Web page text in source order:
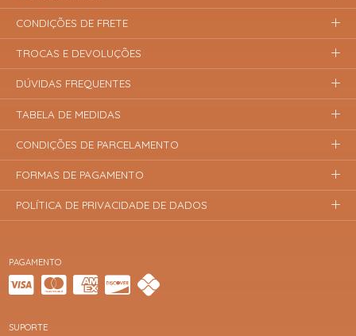
PAGAMENTO
SUPORTE
CONDIÇÕES DE FRETE
TROCAS E DEVOLUÇÕES
DÚVIDAS FREQUENTES
TABELA DE MEDIDAS
CONDIÇÕES DE PARCELAMENTO
FORMAS DE PAGAMENTO
POLÍTICA DE PRIVACIDADE DE DADOS